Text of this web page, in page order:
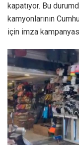
kapatıyor. Bu
kamyonlarının
için imza